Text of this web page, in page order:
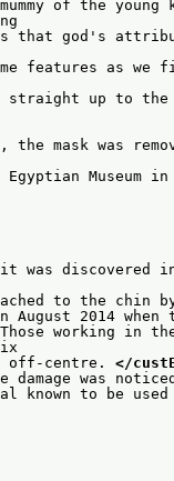
of the young
as we find
up to the
the mask was
Museum in
it was discovered
the chin by
August 2014
in the
centre. </
damage was
to be used